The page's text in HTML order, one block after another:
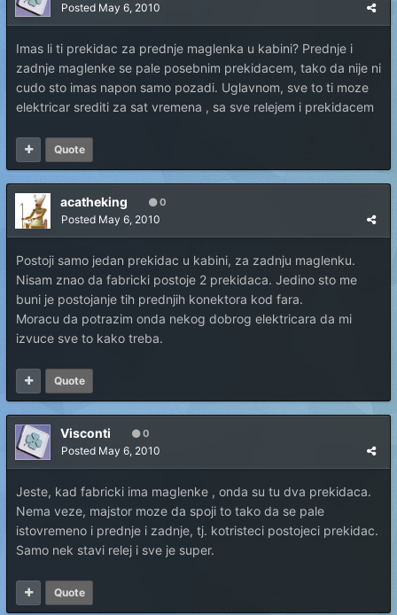
Posted May 6, 2010
Imas li ti prekidac za prednje maglenka u kabini? Prednje i
zadnje maglenke se pale posebnim prekidacem, tako da nije ni
cudo sto imas napon samo pozadi. Uglavnom, sve to ti moze
elektricar srediti za sat vremena , sa sve relejem i prekidacem
Quote
acatheking 0
Posted May 6, 2010
Postoji samo jedan prekidac u kabini, za zadnju maglenku.
Nisam znao da fabricki postoje 2 prekidaca. Jedino sto me
buni je postojanje tih prednjih konektora kod fara.
Moracu da potrazim onda nekog dobrog elektricara da mi
izvuce sve to kako treba.
Quote
Visconti 0
Posted May 6, 2010
Jeste, kad fabricki ima maglenke , onda su tu dva prekidaca.
Nema veze, majstor moze da spoji to tako da se pale
istovremeno i prednje i zadnje, tj. kotristeci postojeci prekidac.
Samo nek stavi relej i sve je super.
Quote